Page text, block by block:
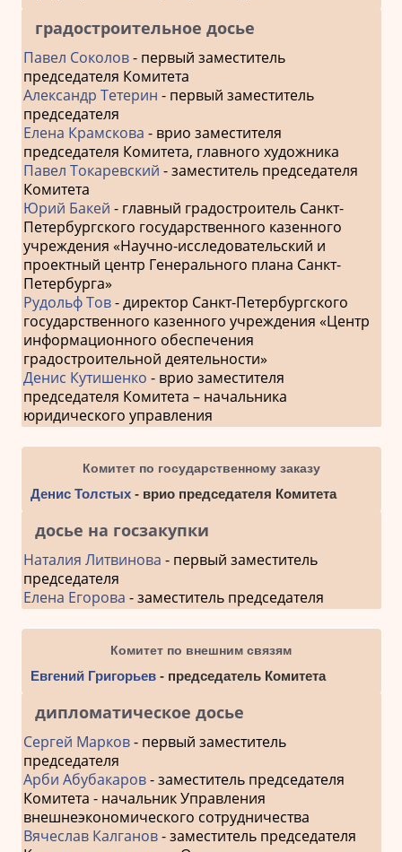
градостроительное досье
Павел Соколов- первый заместитель
председателя Комитета
Александр Тетерин - первый заместитель
председателя
Елена Крамскова - врио заместителя
председателя Комитета, главного художника
Павел Токаревский - заместитель председателя
Комитета
Юрий Бакей - главный градостроитель Санкт-
Петербургского государственного казенного
учреждения «Научно-исследовательский и
проектный центр Генерального плана Санкт-
Петербурга»
Рудольф Тов- директор Санкт-Петербургского
государственного казенного учреждения «Центр
информационного обеспечения
градостроительной деятельности»
Денис Кутишенко - врио заместителя
председателя Комитета – начальника
юридического управления
Комитет по государственному заказу
Денис Толстых- врио председателя Комитета
досье на госзакупки
Наталия Литвинова - первый заместитель
председателя
Елена Егорова - заместитель председателя
Комитет по внешним связям
Евгений Григорьев- председатель Комитета
дипломатическое досье
Сергей Марков- первый заместитель
председателя
Арби Абубакаров- заместитель председателя
Комитета - начальник Управления
внешнеэкономического сотрудничества
Вячеслав Калганов- заместитель председателя